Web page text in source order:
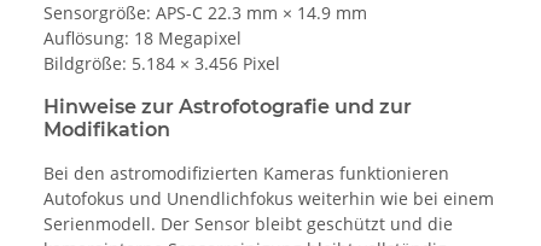
Sensorgröße: APS-C 22.3 mm × 14.9 mm
Auflösung: 18 Megapixel
Bildgröße: 5.184 × 3.456 Pixel
Hinweise zur Astrofotografie und zur
Modifikation
Bei den astromodifizierten Kameras funktionieren
Autofokus und Unendlichfokus weiterhin wie bei einem
Serienmodell. Der Sensor bleibt geschützt und die